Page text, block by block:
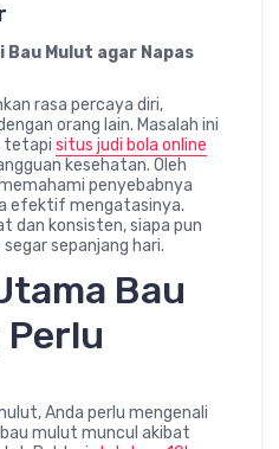
Mulut agar Napas
rasa percaya diri,
orang lain. Masalah ini
tetapi situs judi bola online
kesehatan. Oleh
penyebabnya
efektif mengatasinya.
dan konsisten, siapa pun
sepanjang hari.
Bau
Anda perlu mengenali
mulut muncul akibat